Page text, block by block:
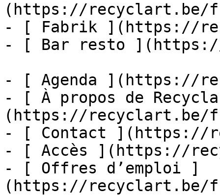
(https://recyclart.be/
- [ Fabrik ](https://
- [ Bar resto
- [ Agenda ](https://
- [ À propos de
(https://recyclart.be/
- [ Contact ](https://
- [ Accès ](https://
- [ Offres d’emploi ]
(https://recyclart.be/